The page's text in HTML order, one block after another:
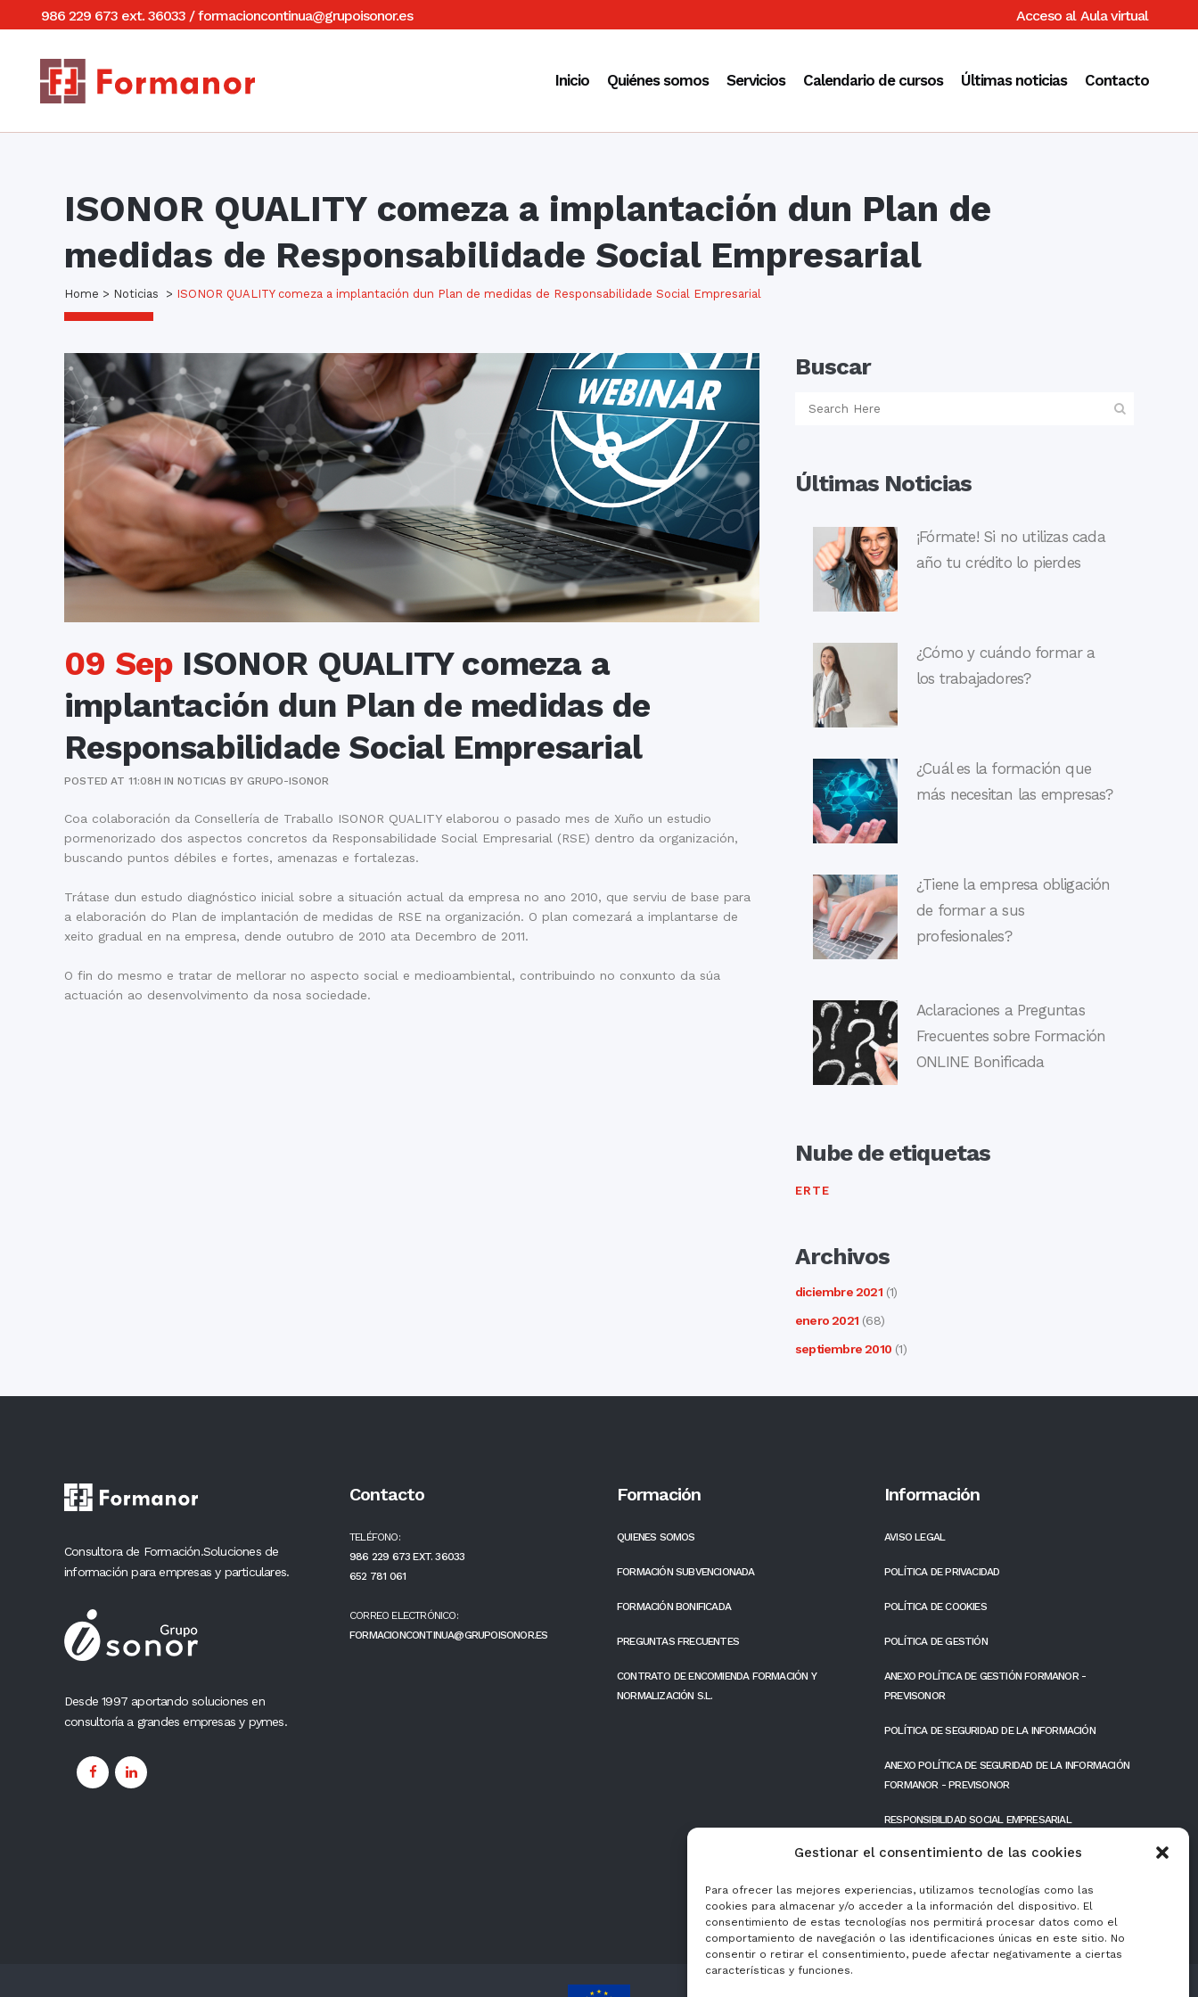
Gestionar el consentimiento de las cookies
Para ofrecer las mejores experiencias, utilizamos tecnologías como las
cookies para almacenar y/o acceder a la información del dispositivo. El
consentimiento de estas tecnologías nos permitirá procesar datos como el
comportamiento de navegación o las identificaciones únicas en este sitio. No
consentir o retirar el consentimiento, puede afectar negativamente a ciertas
características y funciones.
986 229 673 ext. 36033 /formacioncontinua@grupoisonor.es Acceso al Aula virtual
Inicio Quiénes somos Servicios Calendario de cursos Últimas noticias Contacto
ISONOR QUALITY comeza a implantación dun Plan de
medidas de Responsabilidade Social Empresarial
Home > Noticias > ISONOR QUALITY comeza a implantación dun Plan de medidas de Responsabilidade Social Empresarial
09 Sep ISONOR QUALITY comeza a
implantación dun Plan de medidas de
Responsabilidade Social Empresarial
POSTED AT 11:08H INNOTICIAS BY GRUPO-ISONOR
Coa colaboración da Consellería de Traballo ISONOR QUALITY elaborou o pasado mes de Xuño un estudio
pormenorizado dos aspectos concretos da Responsabilidade Social Empresarial (RSE) dentro da organización,
buscando puntos débiles e fortes, amenazas e fortalezas.
Trátase dun estudo diagnóstico inicial sobre a situación actual da empresa no ano 2010, que serviu de base para
a elaboración do Plan de implantación de medidas de RSE na organización. O plan comezará a implantarse de
xeito gradual en na empresa, dende outubro de 2010 ata Decembro de 2011.
O fin do mesmo e tratar de mellorar no aspecto social e medioambiental, contribuindo no conxunto da súa
actuación ao desenvolvimento da nosa sociedade.
Buscar
Últimas Noticias
¡Fórmate! Si no utilizas cada
año tu crédito lo pierdes
¿Cómo y cuándo formar a
los trabajadores?
¿Cuál es la formación que
más necesitan las empresas?
¿Tiene la empresa obligación
de formar a sus
profesionales?
Aclaraciones a Preguntas
Frecuentes sobre Formación
ONLINE Bonificada
Nube de etiquetas
ERTE
Archivos
diciembre 2021(1)
enero 2021(68)
septiembre 2010(1)
Consultora de Formación.Soluciones de
información para empresas y particulares.
Desde 1997 aportando soluciones en
consultoría a grandes empresas y pymes.
Contacto
TELÉFONO:
986 229 673 EXT. 36033
652 781 061
CORREO ELECTRÓNICO:
FORMACIONCONTINUA@GRUPOISONOR.ES
Formación
QUIENES SOMOS
FORMACIÓN SUBVENCIONADA
FORMACIÓN BONIFICADA
PREGUNTAS FRECUENTES
CONTRATO DE ENCOMIENDA FORMACIÓN Y
NORMALIZACIÓN S.L.
Información
AVISO LEGAL
POLÍTICA DE PRIVACIDAD
POLÍTICA DE COOKIES
POLÍTICA DE GESTIÓN
ANEXO POLÍTICA DE GESTIÓN FORMANOR -
PREVISONOR
POLÍTICA DE SEGURIDAD DE LA INFORMACIÓN
ANEXO POLÍTICA DE SEGURIDAD DE LA INFORMACIÓN
FORMANOR - PREVISONOR
RESPONSIBILIDAD SOCIAL EMPRESARIAL
FONDOS PÚBLICOS